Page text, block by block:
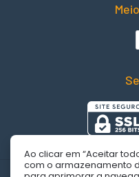
Ao clicar em “Aceitar
com o armazenamento